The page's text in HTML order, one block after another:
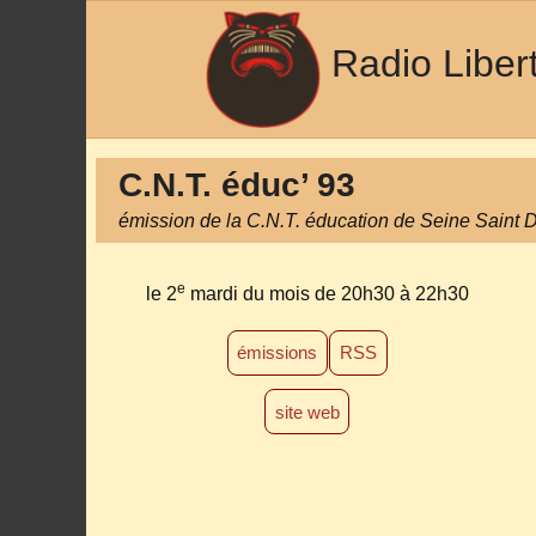
Radio
C.N.T. éduc’ 93
émission de la C.N.T. éducation de Seine Saint
le 2e mardi du moisde 20h30 à 22h30
émissions RSS
site web